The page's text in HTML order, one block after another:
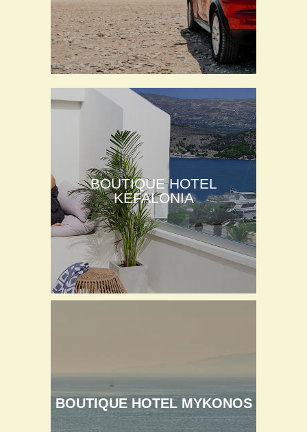
BOUTIQUE HOTEL
KEFALONIA
BOUTIQUE HOTEL MYKONOS